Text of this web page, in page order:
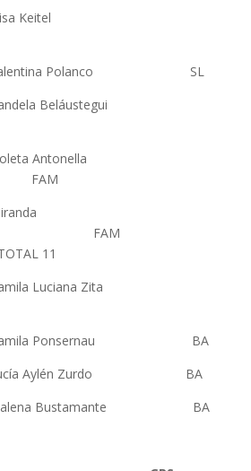
Elisa Keitel
Polanco SL
Beláustegui
Antonella
FAM
11
Luciana Zita
Ponsernau BA
Aylén Zurdo BA
Bustamante BA